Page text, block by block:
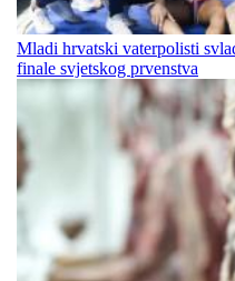
Mladi hrvatski vaterpolisti
finale svjetskog prvenstva